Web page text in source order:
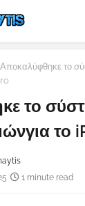
Αποκαλύφθηκε το
το
το
1 minute read